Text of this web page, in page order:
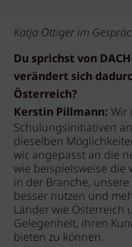
Katja Ottiger im
Du sprichst von
verändert sich
Österreich?
Kerstin Pillmann: Wir
Schulungsinitiativen
dieselben
wir, angepasst an die
wie beispielsweise die
in der Branche,
besser nutzen und
Länder wie Österreich
Gelegenheit, ihren
bieten zu können.